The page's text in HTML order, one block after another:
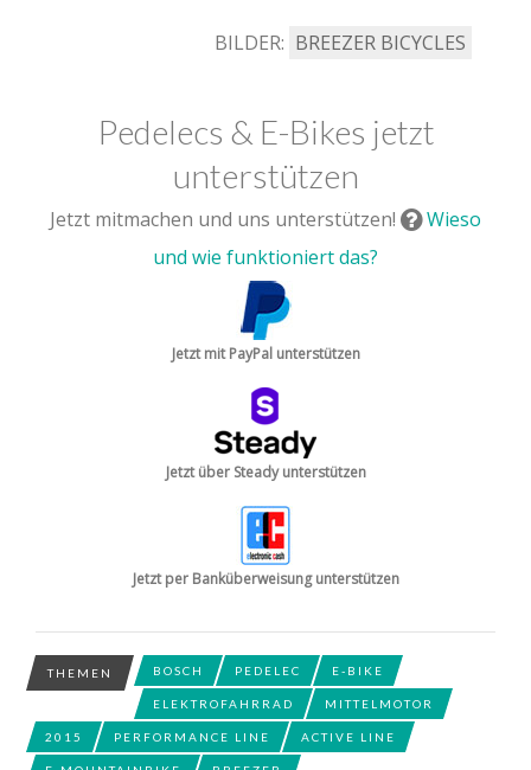
BILDER: BREEZER BICYCLES
Pedelecs & E-Bikes jetzt
unterstützen
Jetzt mitmachen und uns unterstützen!
Wieso
und wie funktioniert das?
Jetzt mit PayPal unterstützen
Jetzt über Steady unterstützen
Jetzt per Banküberweisung unterstützen
THEMEN BOSCH PEDELEC E-BIKE
ELEKTROFAHRRAD MITTELMOTOR
2015 PERFORMANCE LINE ACTIVE LINE